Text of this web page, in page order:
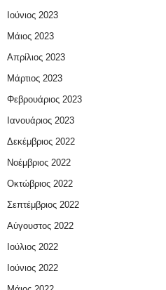
Ιούνιος 2023
Μάιος 2023
Απρίλιος 2023
Μάρτιος 2023
Φεβρουάριος 2023
Ιανουάριος 2023
Δεκέμβριος 2022
Νοέμβριος 2022
Οκτώβριος 2022
Σεπτέμβριος 2022
Αύγουστος 2022
Ιούλιος 2022
Ιούνιος 2022